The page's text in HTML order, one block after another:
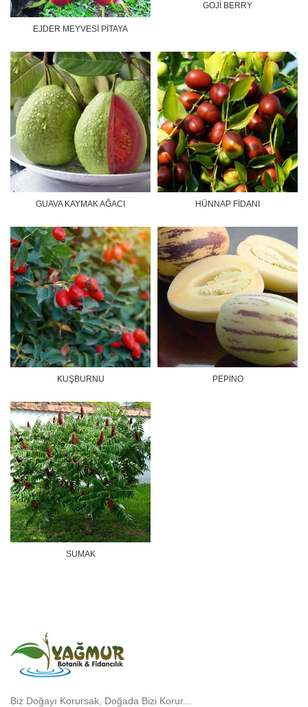
EJDER MEYVESİ PİTAYA
GOJİ BERRY
GUAVA KAYMAK AĞACI HÜNNAP FİDANI
KUŞBURNU PEPİNO
SUMAK
Biz Doğayı Korursak, Doğada Bizi Korur...